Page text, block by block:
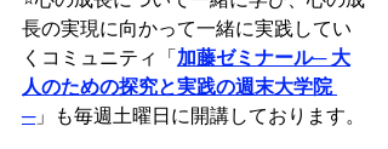
長の実現に向かって一緒に実践してい
くコミュニティ「 加藤ゼミナール─ 大
人のための探究と実践の週末大学院
─」も毎週土曜日に開講しております。